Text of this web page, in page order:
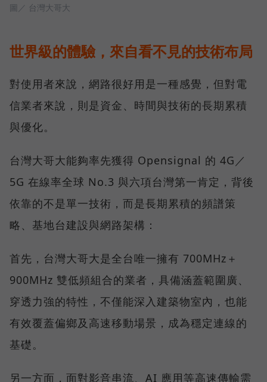
圖／ 台灣大哥大
世界級的體驗，來自看不見的技術布局
對使用者來說，網路很好用是一種感覺，但對電
信業者來說，則是資金、時間與技術的長期累積
與優化。
台灣大哥大能夠率先獲得 Opensignal 的 4G／
5G 在線率全球 No.3 與六項台灣第一肯定，背後
依靠的不是單一技術，而是長期累積的頻譜策
略、基地台建設與網路架構：
首先，台灣大哥大是全台唯一擁有 700MHz＋
900MHz 雙低頻組合的業者，具備涵蓋範圍廣、
穿透力強的特性，不僅能深入建築物室內，也能
有效覆蓋偏鄉及高速移動場景，成為穩定連線的
基礎。
另一方面，面對影音串流、AI 應用等高速傳輸需